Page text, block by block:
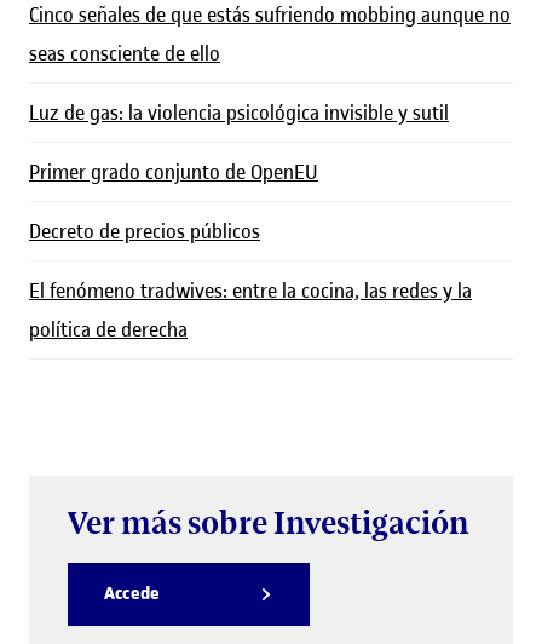
Cinco señales de que estás sufriendo mobbing aunque no
seas consciente de ello
Luz de gas: la violencia psicológica invisible y sutil
Primer grado conjunto de OpenEU
Decreto de precios públicos
El fenómeno tradwives: entre la cocina, las redes y la
política de derecha
Ver más sobre Investigación
Accede